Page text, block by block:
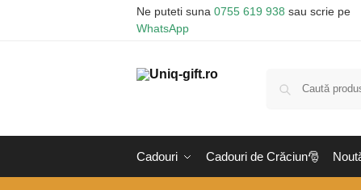
Ne puteti suna 0755 619 938 sau scrie pe
WhatsApp
Cadouri Cadouri de Crăciun🎅